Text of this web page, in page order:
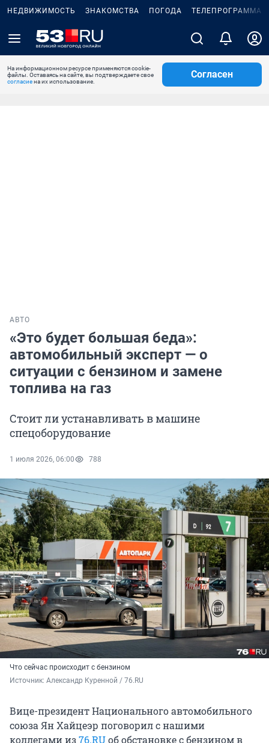
НЕДВИЖИМОСТЬ ЗНАКОМСТВА ПОГОДА ТЕЛЕПРОГРАММА
На информационном ресурсе применяются cookie-
файлы. Оставаясь на сайте, вы подтверждаете свое
согласиена их использование.
Согласен
АВТО
«Это будет большая беда»:
автомобильный эксперт — о
ситуации с бензином и замене
топлива на газ
Стоит ли устанавливать в машине
спецоборудование
1 июля 2026, 06:00 788
Что сейчас происходит с бензином
Источник: Александр Куренной / 76.RU
Вице-президент Национального автомобильного
союза Ян Хайцеэр поговорил с нашими
коллегами из76.RUоб обстановке с бензином в